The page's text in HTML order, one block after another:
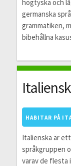
högtyska och
germanska
grammatiken,
bibehållna
HABITAR PÅ
Italienska är
språkgruppen
varav de flesta